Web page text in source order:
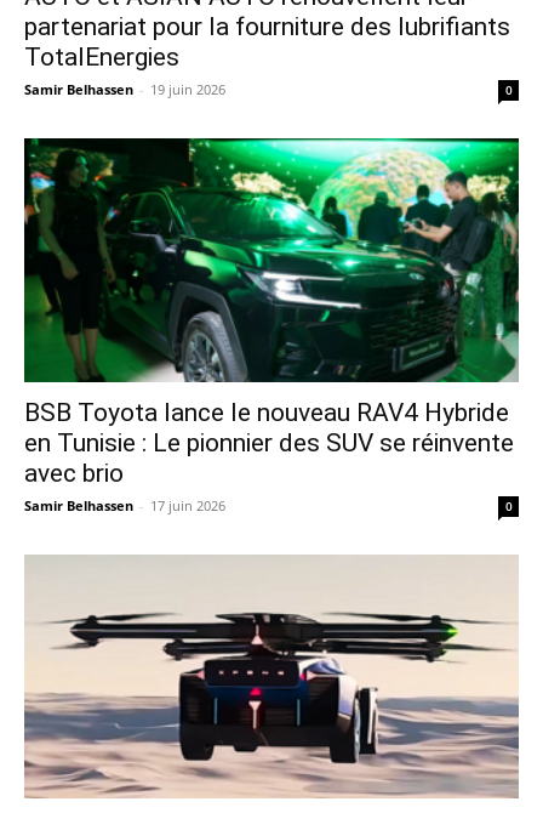
partenariat pour la fourniture des lubrifiants
TotalEnergies
Samir Belhassen - 19 juin 2026 0
​BSB Toyota lance le nouveau RAV4 Hybride
en Tunisie : Le pionnier des SUV se réinvente
avec brio
Samir Belhassen - 17 juin 2026 0